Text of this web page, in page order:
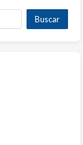
Buscar